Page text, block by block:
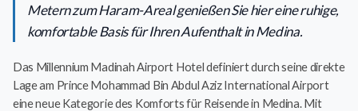
Metern zum Haram-Areal genießen Sie hier eine ruhige,
komfortable Basis für Ihren Aufenthalt in Medina.
Das Millennium Madinah Airport Hotel definiert durch seine direkte
Lage am Prince Mohammad Bin Abdul Aziz International Airport
eine neue Kategorie des Komforts für Reisende in Medina. Mit